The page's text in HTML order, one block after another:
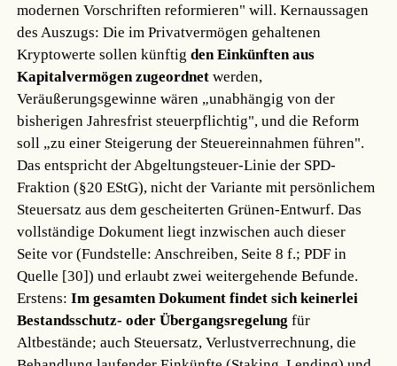
modernen Vorschriften reformieren" will. Kernaussagen
des Auszugs: Die im Privatvermögen gehaltenen
Kryptowerte sollen künftigden Einkünften aus
Kapitalvermögen zugeordnet werden,
Veräußerungsgewinne wären „unabhängig von der
bisherigen Jahresfrist steuerpflichtig", und die Reform
soll „zu einer Steigerung der Steuereinnahmen führen".
Das entspricht der Abgeltungsteuer-Linie der SPD-
Fraktion (§20 EStG), nicht der Variante mit persönlichem
Steuersatz aus dem gescheiterten Grünen-Entwurf. Das
vollständige Dokument liegt inzwischen auch dieser
Seite vor (Fundstelle: Anschreiben, Seite 8 f.; PDF in
Quelle [30]) und erlaubt zwei weitergehende Befunde.
Erstens:Im gesamten Dokument findet sich keinerlei
Bestandsschutz- oder Übergangsregelung für
Altbestände; auch Steuersatz, Verlustverrechnung, die